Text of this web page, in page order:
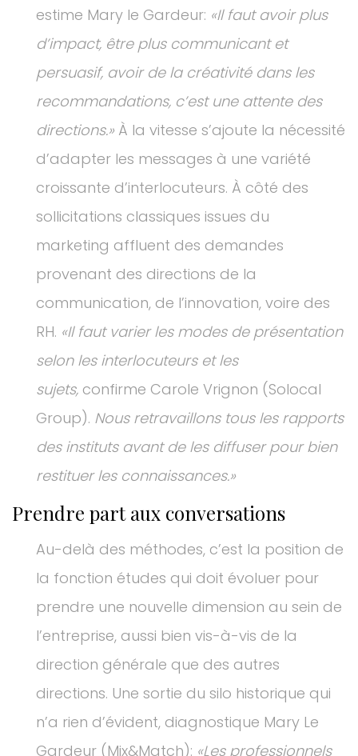
estime Mary le Gardeur: «Il faut avoir plus
d’impact, être plus communicant et
persuasif, avoir de la créativité dans les
recommandations, c’est une attente des
directions.» À la vitesse s’ajoute la nécessité
d’adapter les messages à une variété
croissante d’interlocuteurs. À côté des
sollicitations classiques issues du
marketing affluent des demandes
provenant des directions de la
communication, de l’innovation, voire des
RH. «Il faut varier les modes de présentation
selon les interlocuteurs et les
sujets, confirme Carole Vrignon (Solocal
Group). Nous retravaillons tous les rapports
des instituts avant de les diffuser pour bien
restituer les connaissances.»
Prendre part aux conversations
Au-delà des méthodes, c’est la position de
la fonction études qui doit évoluer pour
prendre une nouvelle dimension au sein de
l’entreprise, aussi bien vis-à-vis de la
direction générale que des autres
directions. Une sortie du silo historique qui
n’a rien d’évident, diagnostique Mary Le
Gardeur (Mix&Match): «Les professionnels